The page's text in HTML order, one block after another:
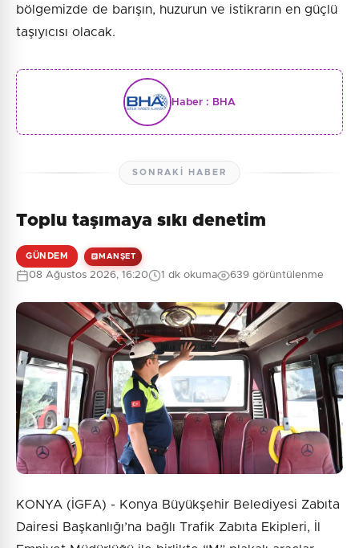
bölgemizde de barışın, huzurun ve istikrarın en güçlü
taşıyıcısı olacak.
Haber : BHA
SONRAKI HABER
Toplu taşımaya sıkı denetim
GÜNDEM MANŞET
08 Ağustos 2026, 16:20 1 dk okuma 639 görüntülenme
KONYA (İGFA) - Konya Büyükşehir Belediyesi Zabıta
Dairesi Başkanlığı’na bağlı Trafik Zabıta Ekipleri, İl